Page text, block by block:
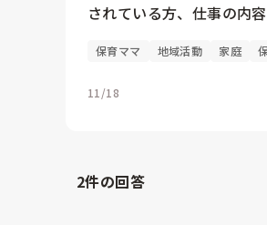
されている方、仕事の内
保育ママ 地域活動 家庭
11/18
2件の回答